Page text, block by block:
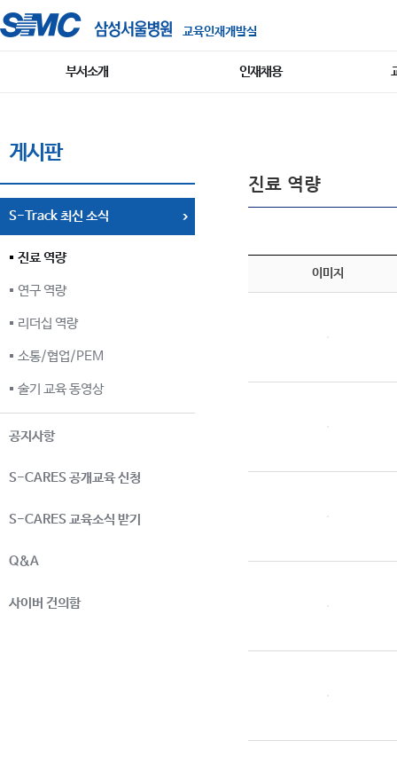
교육인재개발실
부서소개 인재채용
게시판
S-Track 최신 소식
진료 역량
연구 역량
리더십 역량
소통/협업/PEM
술기 교육 동영상
공지사항
S-CARES 공개교육 신청
S-CARES 교육소식 받기
Q&A
사이버 건의함
진료 역량
이미지